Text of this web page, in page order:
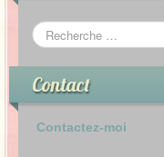
Contact
Contactez-moi